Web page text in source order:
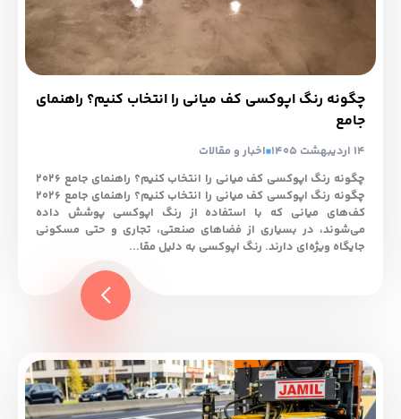
چگونه رنگ اپوکسی کف میانی را انتخاب کنیم؟ راهنمای
جامع
14 اردیبهشت 1405
اخبار و مقالات
چگونه رنگ اپوکسی کف میانی را انتخاب کنیم؟ راهنمای جامع 2026
چگونه رنگ اپوکسی کف میانی را انتخاب کنیم؟ راهنمای جامع 2026
کف‌های میانی که با استفاده از رنگ اپوکسی پوشش داده
می‌شوند، در بسیاری از فضاهای صنعتی، تجاری و حتی مسکونی
جایگاه ویژه‌ای دارند. رنگ اپوکسی به دلیل مقا...